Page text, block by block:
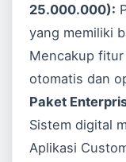
25.000.000):
yang memiliki
Mencakup
otomatis dan
Paket
Sistem digital
Aplikasi